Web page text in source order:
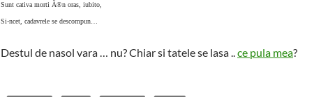
Sunt cativa morti Ã®n oras, iubito,
Si-ncet, cadavrele se descompun…
Destul de nasol vara … nu? Chiar si tatele se lasa ..ce pula mea?